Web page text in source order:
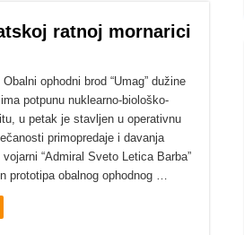
ratnoj mornarici
ophodni brod “Umag” dužine
potpunu nuklearno-biološko-
u petak je stavljen u operativnu
primopredaje i davanja
“Admiral Sveto Letica Barba”
prototipa obalnog ophodnog …